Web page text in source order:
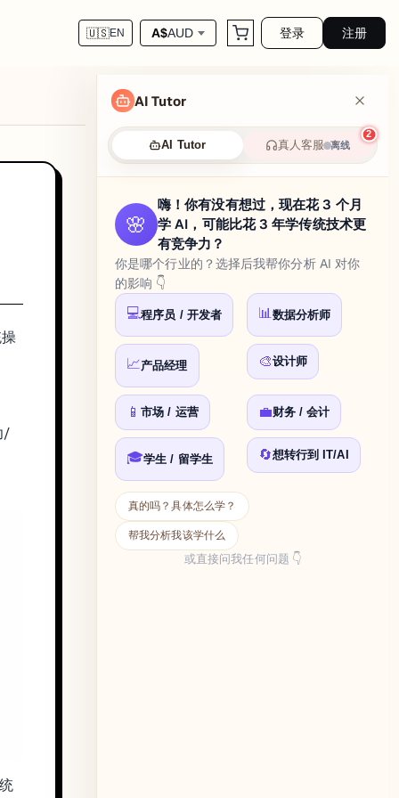
🇺🇸EN A$AUD 登录 注册
/
AI Tutor
AI Tutor 真人客服 离线
2
🌸
嗨！你有没有想过，现在花 3 个月
学 AI，可能比花 3 年学传统技术更
有竞争力？
你是哪个行业的？选择后我帮你分析 AI 对你
的影响 👇
💻程序员 / 开发者 📊 数据分析师
📈产品经理 🎨设计师
📱市场 / 运营 💼财务 / 会计
🎓学生 / 留学生 🔄想转行到 IT/AI
真的吗？具体怎么学？
帮我分析我该学什么
或直接问我任何问题 👇